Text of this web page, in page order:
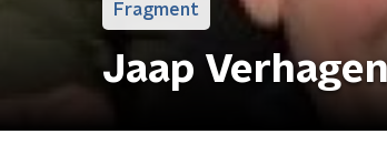
Fragment
Jaap